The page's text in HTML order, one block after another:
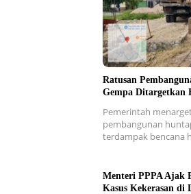
Ratusan
Gempa Ditargetkan
Pemerintah
pembangunan
terdampak bencana
Menteri PPPA Ajak
Kasus Kekerasan di